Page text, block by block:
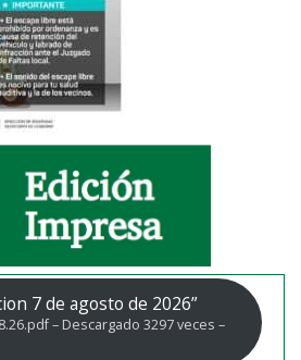
7 de agosto de 2026”
– Descargado 3297 veces –